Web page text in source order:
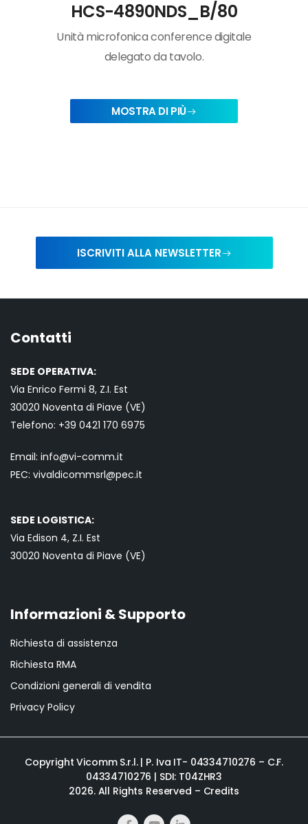
HCS-4890NDS_B/80
Unità microfonica conference digitale
delegato da tavolo.
MOSTRA DI PIÙ
ISCRIVITI ALLA NEWSLETTER
Contatti
SEDE OPERATIVA:
Via Enrico Fermi 8, Z.I. Est
30020 Noventa di Piave (VE)
Telefono: +39 0421 170 6975
Email: info@vi-comm.it
PEC: vivaldicommsrl@pec.it
SEDE LOGISTICA:
Via Edison 4, Z.I. Est
30020 Noventa di Piave (VE)
Informazioni & Supporto
Richiesta di assistenza
Richiesta RMA
Condizioni generali di vendita
Privacy Policy
Copyright Vicomm S.r.l. | P. Iva IT- 04334710276 – C.F.
04334710276 | SDI: T04ZHR3
2026. All Rights Reserved – Credits